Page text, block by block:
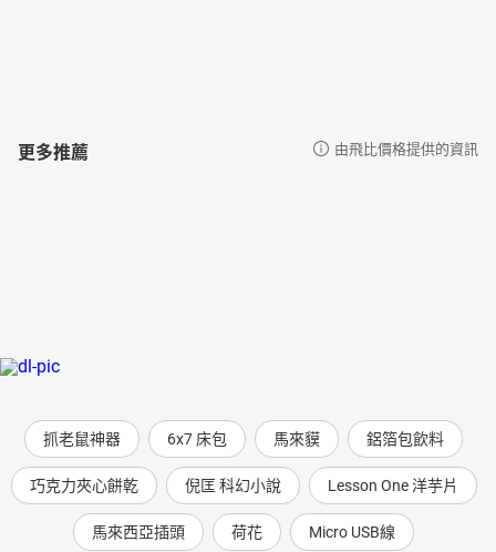
更多推薦 由飛比價格提供的資訊
抓老鼠神器 6x7 床包 馬來貘 鋁箔包飲料
巧克力夾心餅乾 倪匡 科幻小說 Lesson One 洋芋片
馬來西亞插頭 荷花 Micro USB線